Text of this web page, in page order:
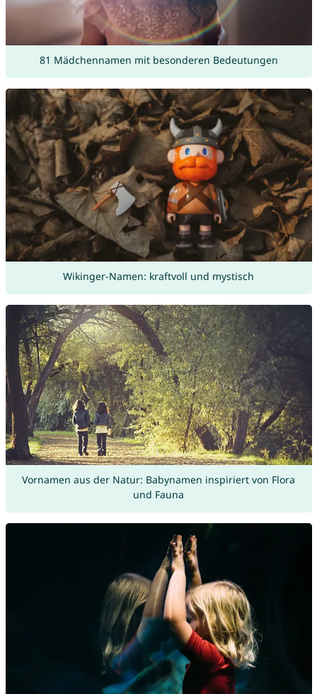
81 Mädchennamen mit besonderen Bedeutungen
Wikinger-Namen: kraftvoll und mystisch
Vornamen aus der Natur: Babynamen inspiriert von Flora
und Fauna